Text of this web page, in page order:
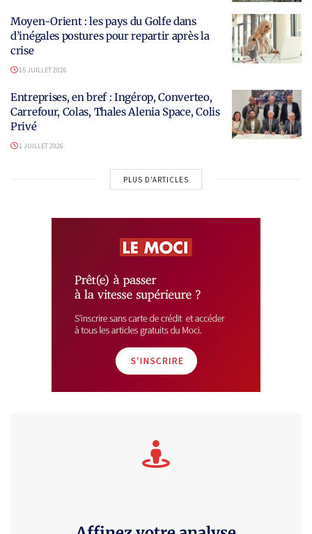
Moyen-Orient : les pays du Golfe dans
d’inégales postures pour repartir après la
crise
15 JUILLET 2026
Entreprises, en bref : Ingérop, Converteo,
Carrefour, Colas, Thales Alenia Space, Colis
Privé
1 JUILLET 2026
PLUS D'ARTICLES